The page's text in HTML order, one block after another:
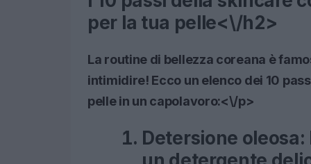
per la tua pelle<\/h2>
La routine di bellezza coreana è
intimidire! Ecco un elenco dei 10
pelle in un capolavoro:<\/p>
Detersione oleosa: